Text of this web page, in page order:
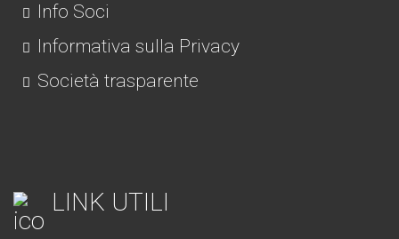
Info Soci
Informativa sulla Privacy
Società trasparente
LINK UTILI